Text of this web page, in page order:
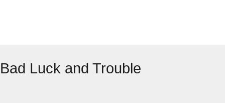
Bad Luck and Trouble